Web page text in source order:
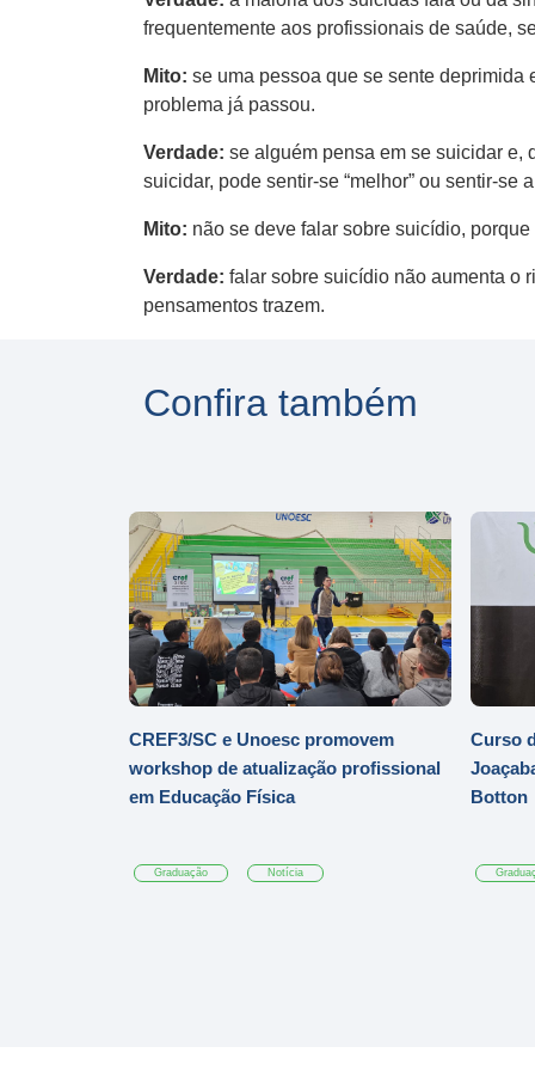
frequentemente aos profissionais de saúde,
Mito: se uma pessoa que se sente deprimida
problema já passou.
Verdade: se alguém pensa em se suicidar ​e,
suicidar, pode sentir-se “melhor” ou sentir-
Mito: não se deve falar sobre suicídio,
Verdade: falar sobre suicídio não aumenta o
pensamentos trazem.
Confira também
CREF3/SC e Unoesc promovem
workshop de atualização profissional
em Educação Física
Graduação Notícia
Curso
Botton